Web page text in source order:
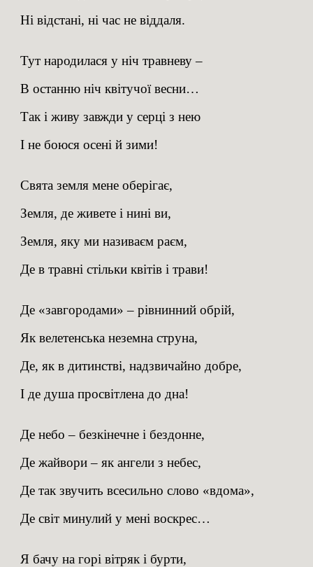
Ні відстані, ні час не віддаля.
Тут народилася у ніч травневу –
В останню ніч квітучої весни…
Так і живу завжди у серці з нею
І не боюся осені й зими!
Свята земля мене оберігає,
Земля, де живете і нині ви,
Земля, яку ми називаєм раєм,
Де в травні стільки квітів і трави!
Де «завгородами» – рівнинний обрій,
Як велетенська неземна струна,
Де, як в дитинстві, надзвичайно добре,
І де душа просвітлена до дна!
Де небо – безкінечне і бездонне,
Де жайвори – як ангели з небес,
Де так звучить всесильно слово «вдома»,
Де світ минулий у мені воскрес…
Я бачу на горі вітряк і бурти,